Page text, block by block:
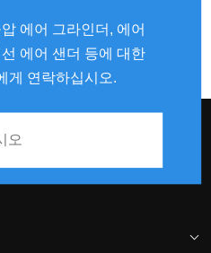
에어 그라인더, 에어
에어 샌더 등에 대한
게 연락하십시오.